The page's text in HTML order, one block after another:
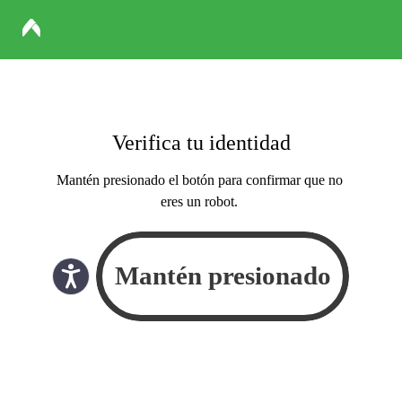
Verifica tu identidad
Mantén presionado el botón para confirmar que no
eres un robot.